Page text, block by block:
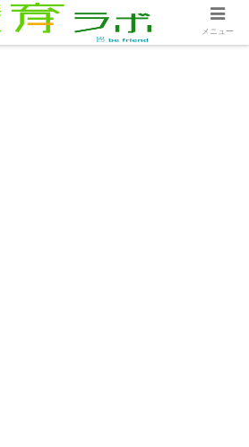
支援者の想いとチームワーク│コラム
メニュー